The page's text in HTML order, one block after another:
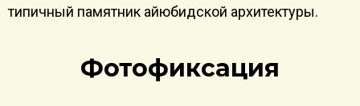
типичный памятник айюбидской архитектуры.
Фотофиксация